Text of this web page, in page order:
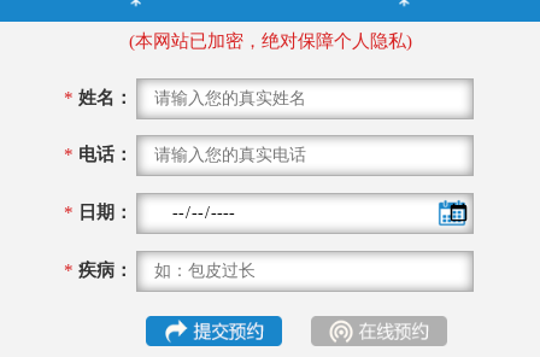
(本网站已加密，绝对保障个人隐私)
* 姓名：
* 电话：
* 日期：
* 疾病：